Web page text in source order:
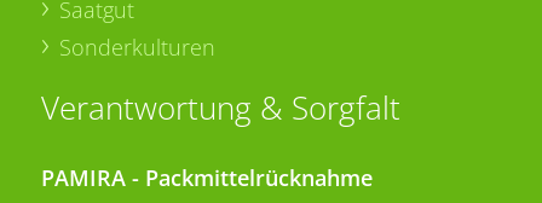
Saatgut
Sonderkulturen
Verantwortung & Sorgfalt
PAMIRA - Packmittelrücknahme